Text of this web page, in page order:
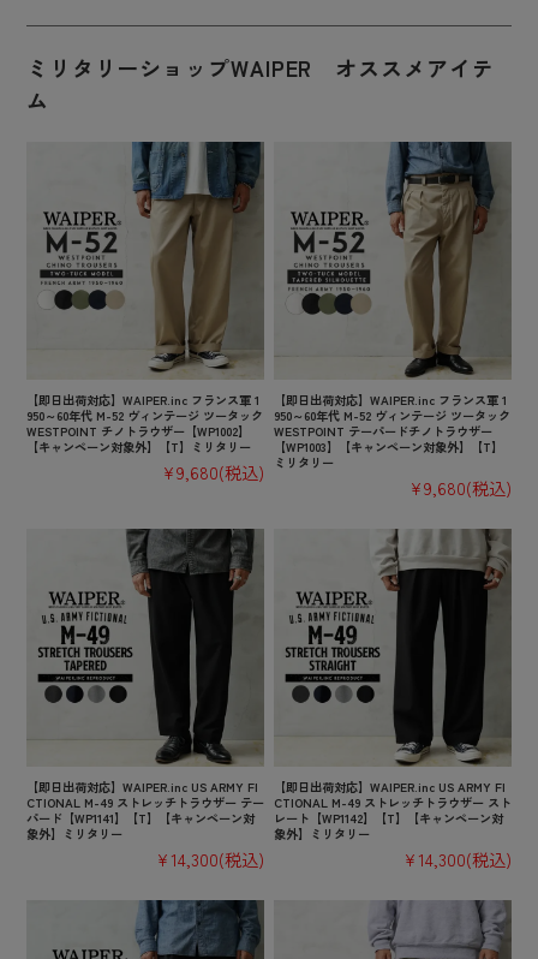
ミリタリーショップWAIPER オススメアイテ
ム
【即日出荷対応】WAIPER.inc フランス軍 1
950～60年代 M-52 ヴィンテージ ツータック
WESTPOINT チノトラウザー【WP1002】
【キャンペーン対象外】【T】ミリタリー
¥9,680(税込)
【即日出荷対応】WAIPER.inc フランス軍 1
950～60年代 M-52 ヴィンテージ ツータック
WESTPOINT テーパードチノトラウザー
【WP1003】【キャンペーン対象外】【T】
ミリタリー
¥9,680(税込)
【即日出荷対応】WAIPER.inc US ARMY FI
CTIONAL M-49 ストレッチトラウザー テー
パード【WP1141】【T】【キャンペーン対
象外】ミリタリー
¥14,300(税込)
【即日出荷対応】WAIPER.inc US ARMY FI
CTIONAL M-49 ストレッチトラウザー スト
レート【WP1142】【T】【キャンペーン対
象外】ミリタリー
¥14,300(税込)